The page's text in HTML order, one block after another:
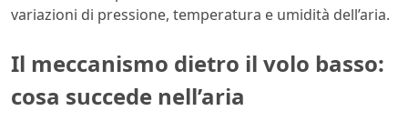
variazioni di pressione, temperatura e umidità dell’aria.
Il meccanismo dietro il volo basso:
cosa succede nell’aria